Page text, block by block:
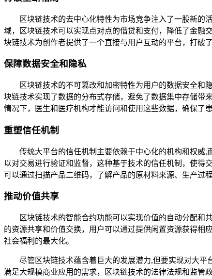
区块链技术的去中心化特性为市场竞争注入了一股新的
域，区块链技术可以实现点对点的借贷和支付，降低了金融
块链技术为创作者提供了一个直接与用户互动的平台，打破
保障数据安全和隐私
区块链技术的不可篡改和加密特性为用户的数据安全和
块链技术实现了数据的分布式存储，避免了数据集中存储带
情况下，医生和医疗机构才能访问和使用这些数据，确保了
重塑信任机制
传统大平台的信任机制主要依赖于中心化的机构和权威
以对交易进行验证和监督，这种基于技术的信任机制，使得
可以通过扫描产品二维码，了解产品的原材料来源、生产过
推动价值共享
区块链技术的智能合约功能可以实现价值的自动分配和
的资源共享和价值交换，用户可以通过提供闲置资源获得相
社会福利的最大化。
尽管区块链技术蕴含着巨大的发展潜力,但要实现对大
满足大规模商业应用的需求，区块链技术的法律法规和监管